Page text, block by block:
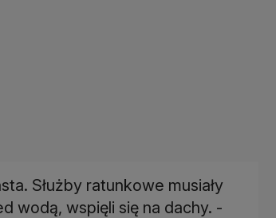
Służby ratunkowe musiały
wodą, wspięli się na dachy. -